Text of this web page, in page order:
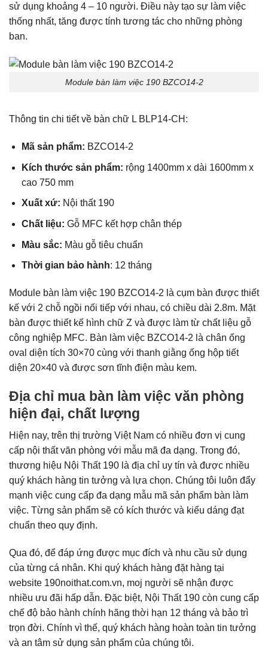
sử dụng khoảng 4 – 10 người. Điều này tạo sự làm việc
thống nhất, tăng được tính tương tác cho những phòng
ban.
Module bàn làm việc 190 BZCO14-2
Thông tin chi tiết về bàn chữ L BLP14-CH :
Mã sản phẩm: BZCO14-2
Kích thước sản phẩm: rộng 1400mmx dài 1600mm x
cao 750 mm
Xuất xứ: Nội thất 190
Chất liệu: Gỗ MFC kết hợp chân thép
Màu sắc: Màu gỗ tiêu chuẩn
Thời gian bảo hành: 12 tháng
Module bàn làm việc 190 BZCO14-2 là cụm bàn được thiết
kế với 2 chỗ ngồi nối tiếp với nhau, có chiều dài 2.8m. Mặt
bàn được thiết kế hình chữ Z và được làm từ chất liệu gỗ
công nghiệp MFC. Bàn làm việc BZCO14-2 là chân ống
oval diện tích 30×70 cùng với thanh giằng ống hộp tiết
diện 20×40 và được sơn tĩnh điện màu kem.
Địa chỉ mua bàn làm việc văn phòng
hiện đại, chất lượng
Hiện nay, trên thị trường Việt Nam có nhiều đơn vị cung
cấp nội thất văn phòng với mẫu mã đa dạng. Trong đó,
thương hiệu Nội Thất 190 là địa chỉ uy tín và được nhiều
quý khách hàng tin tưởng và lựa chọn. Chúng tôi luôn đẩy
mạnh việc cung cấp đa dạng mẫu mã sản phẩm bàn làm
việc. Từng sản phẩm sẽ có kích thước và kiểu dáng đạt
chuẩn theo quy định.
Qua đó, để đáp ứng được mục đích và nhu cầu sử dụng
của từng cá nhân. Khi quý khách hàng đặt hàng tại
website 190noithat.com.vn, moj người sẽ nhận được
nhiều ưu đãi hấp dẫn. Đặc biệt, Nội Thất 190 còn cung cấp
chế độ bảo hành chính hãng thời hạn 12 tháng và bảo trì
trọn đời. Chính vì thế, quý khách hàng hoàn toàn tin tưởng
và an tâm sử dụng sản phẩm của chúng tôi.